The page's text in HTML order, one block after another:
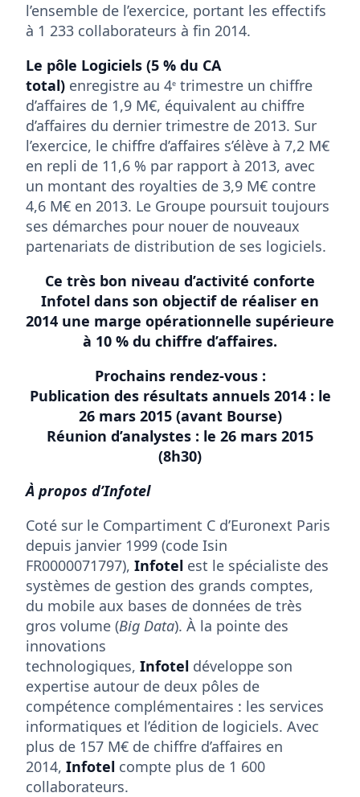
l’ensemble de l’exercice, portant les effectifs
à 1 233 collaborateurs à fin 2014.
Le pôle Logiciels (5 % du CA
total) enregistre au 4e trimestre un chiffre
d’affaires de 1,9 M€, équivalent au chiffre
d’affaires du dernier trimestre de 2013. Sur
l’exercice, le chiffre d’affaires s’élève à 7,2 M€
en repli de 11,6 % par rapport à 2013, avec
un montant des royalties de 3,9 M€ contre
4,6 M€ en 2013. Le Groupe poursuit toujours
ses démarches pour nouer de nouveaux
partenariats de distribution de ses logiciels.
Ce très bon niveau d’activité conforte
Infotel dans son objectif de réaliser en
2014 une marge opérationnelle supérieure
à 10 % du chiffre d’affaires.
Prochains rendez-vous :
Publication des résultats annuels 2014 : le
26 mars 2015 (avant Bourse)
Réunion d’analystes : le 26 mars 2015
(8h30)
À propos d’Infotel
Coté sur le Compartiment C d’Euronext Paris
depuis janvier 1999 (code Isin
FR0000071797), Infotel est le spécialiste des
systèmes de gestion des grands comptes,
du mobile aux bases de données de très
gros volume (Big Data). À la pointe des
innovations
technologiques, Infotel développe son
expertise autour de deux pôles de
compétence complémentaires : les services
informatiques et l’édition de logiciels. Avec
plus de 157 M€ de chiffre d’affaires en
2014, Infotel compte plus de 1 600
collaborateurs.